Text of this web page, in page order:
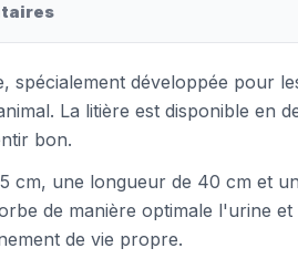
spécialement développée pour
La litière est disponible en
bon.
cm, une longueur de 40 cm et
de manière optimale l'urine
de vie propre.